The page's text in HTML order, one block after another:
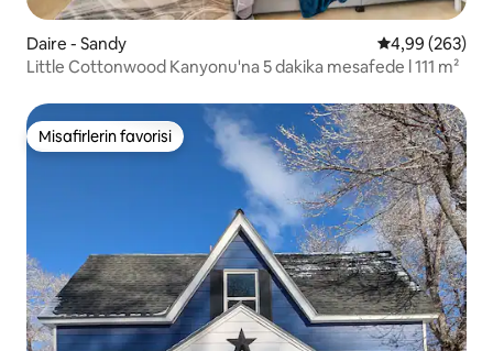
Daire - Sandy 5 üzerinden
4,99 (263)
Little Cottonwood Kanyonu'na 5 dakika mesafede l 111 m²
Misafirlerin favorisi
Misafirlerin favorisi